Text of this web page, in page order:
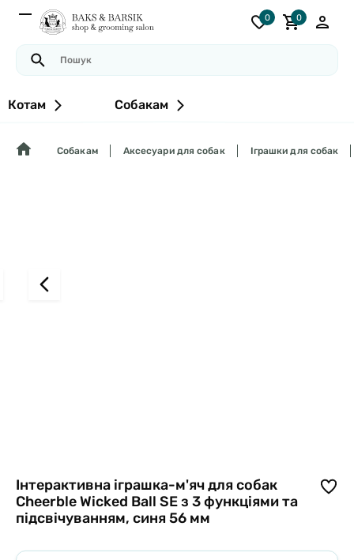
0 0
Котам Собакам
Собакам Аксесуари для собак Іграшки для собак
Інтерактивна іграшка-м'яч для собак
Cheerble Wicked Ball SE з 3 функціями та
підсвічуванням, синя 56 мм